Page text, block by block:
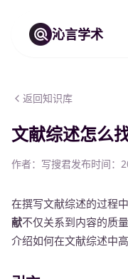
沁言学术
返回知识库
文献综述怎么
作者： 写搜君发布时间：
在撰写文献综述的过程
献不仅关系到内容的质
介绍如何在文献综述中